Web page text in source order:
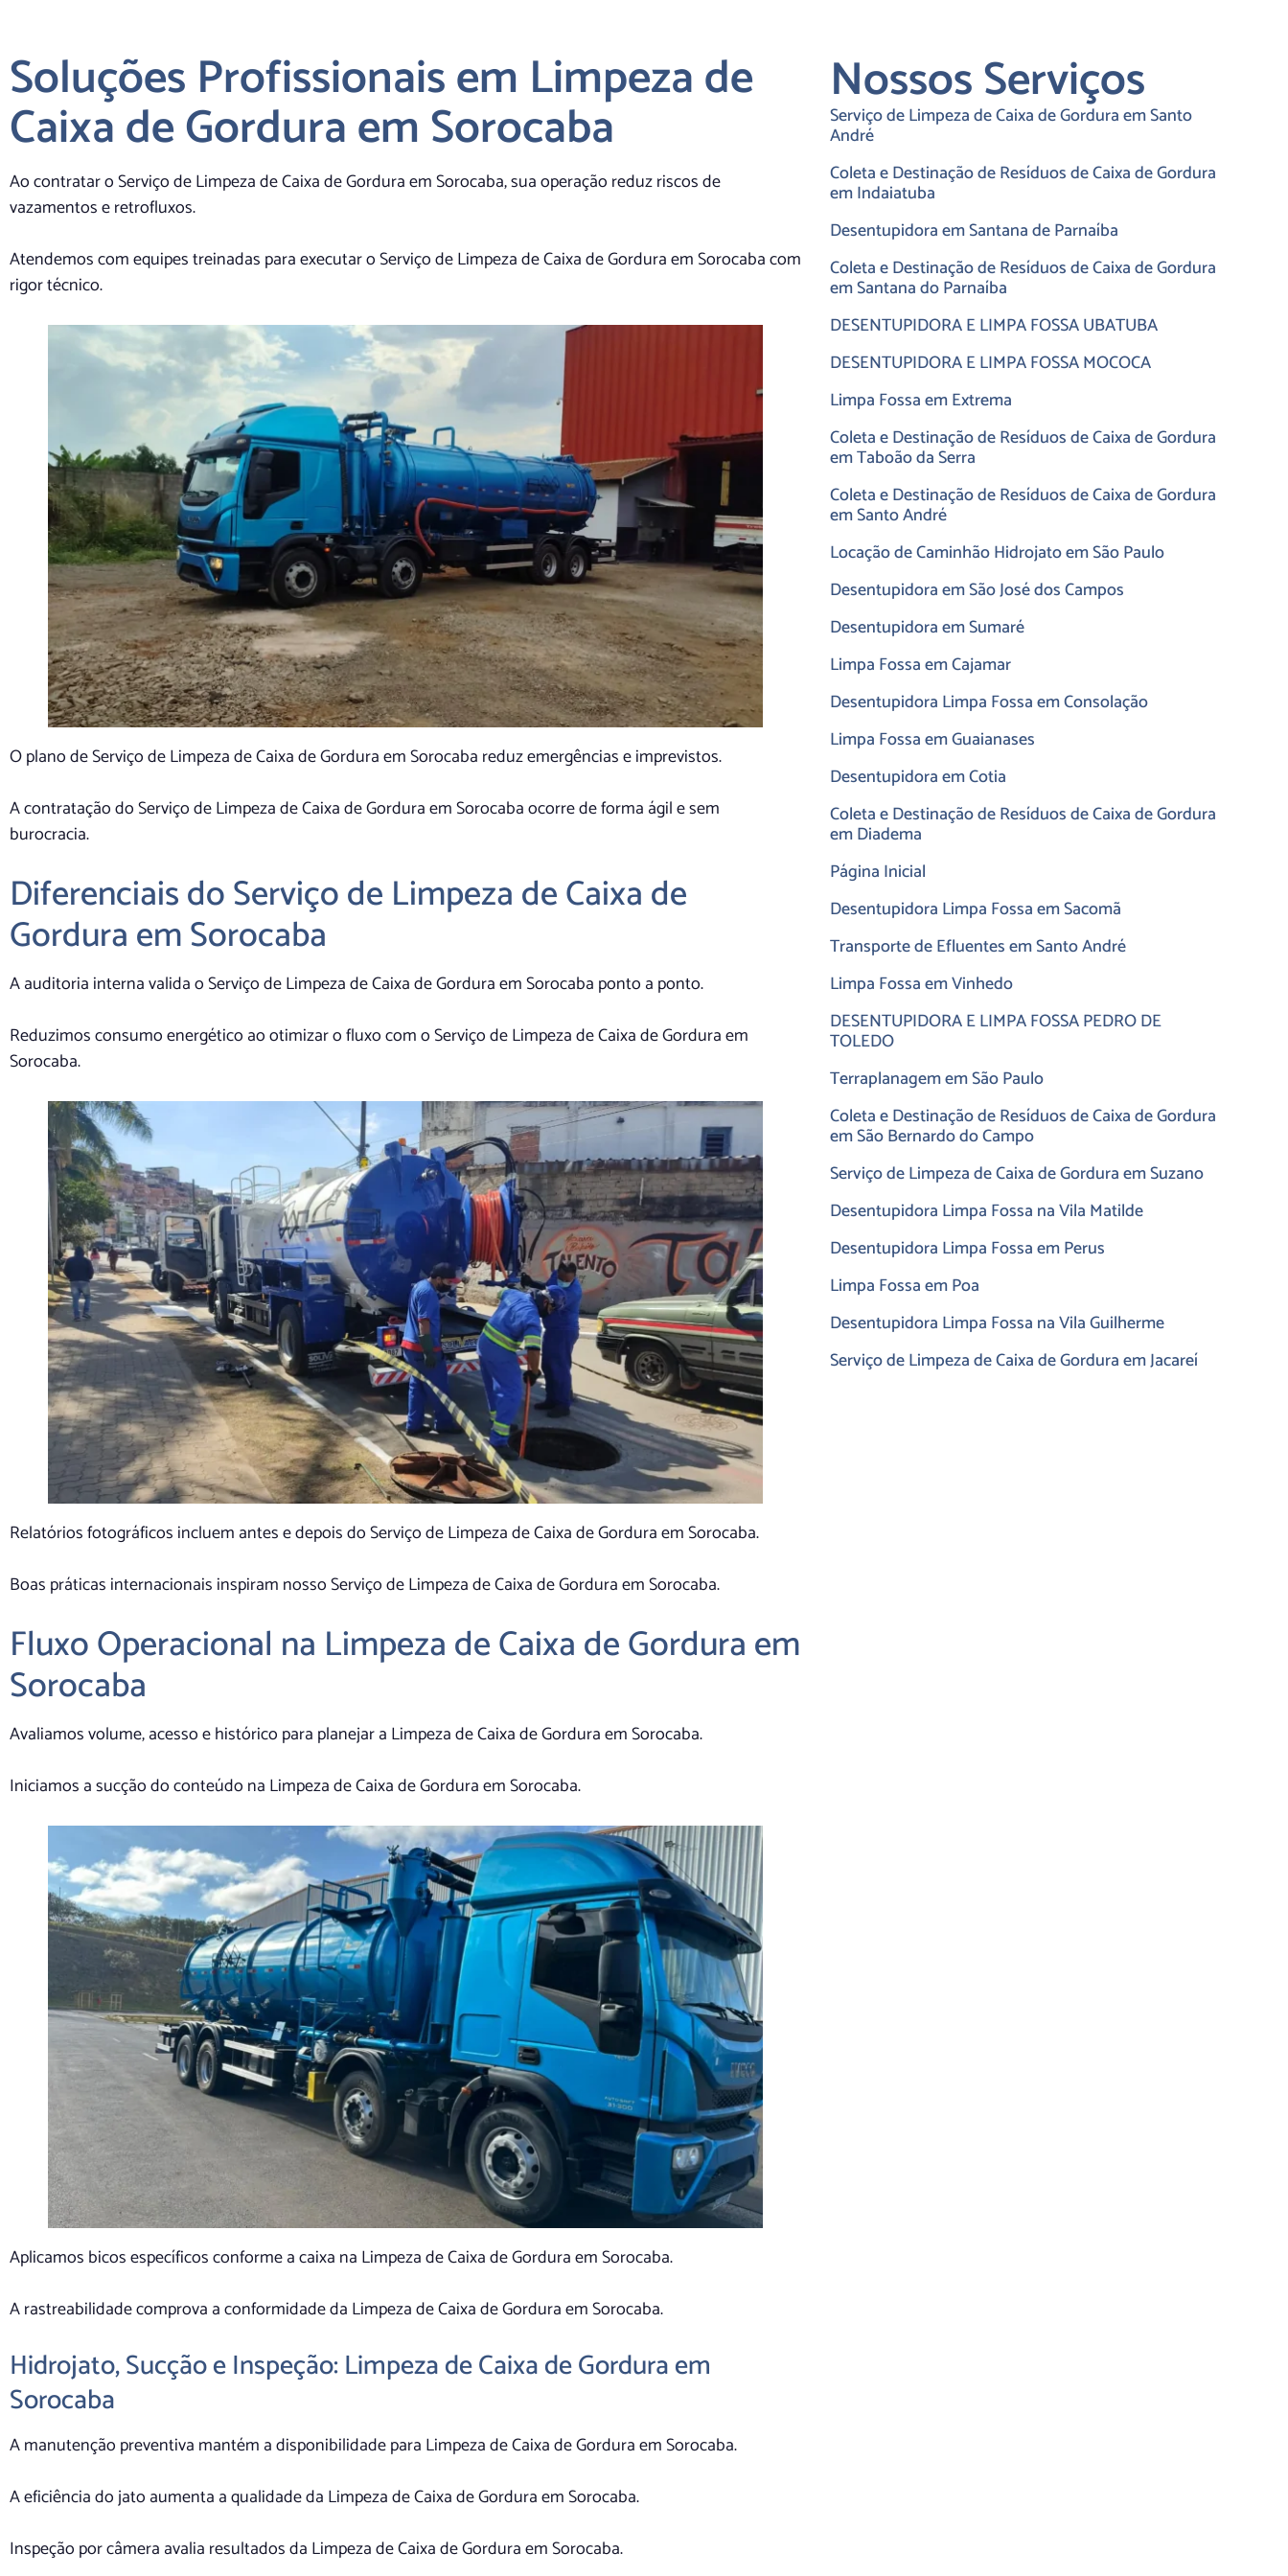
Soluções Profissionais em Limpeza de
Caixa de Gordura em Sorocaba
Ao contratar o Serviço de Limpeza de Caixa de Gordura em Sorocaba, sua operação reduz riscos de
vazamentos e retrofluxos.
Atendemos com equipes treinadas para executar o Serviço de Limpeza de Caixa de Gordura em Sorocaba com
rigor técnico.
O plano de Serviço de Limpeza de Caixa de Gordura em Sorocaba reduz emergências e imprevistos.
A contratação do Serviço de Limpeza de Caixa de Gordura em Sorocaba ocorre de forma ágil e sem
burocracia.
Diferenciais do Serviço de Limpeza de Caixa de
Gordura em Sorocaba
A auditoria interna valida o Serviço de Limpeza de Caixa de Gordura em Sorocaba ponto a ponto.
Reduzimos consumo energético ao otimizar o fluxo com o Serviço de Limpeza de Caixa de Gordura em
Sorocaba.
Relatórios fotográficos incluem antes e depois do Serviço de Limpeza de Caixa de Gordura em Sorocaba.
Boas práticas internacionais inspiram nosso Serviço de Limpeza de Caixa de Gordura em Sorocaba.
Fluxo Operacional na Limpeza de Caixa de Gordura em
Sorocaba
Avaliamos volume, acesso e histórico para planejar a Limpeza de Caixa de Gordura em Sorocaba.
Iniciamos a sucção do conteúdo na Limpeza de Caixa de Gordura em Sorocaba.
Aplicamos bicos específicos conforme a caixa na Limpeza de Caixa de Gordura em Sorocaba.
A rastreabilidade comprova a conformidade da Limpeza de Caixa de Gordura em Sorocaba.
Hidrojato, Sucção e Inspeção: Limpeza de Caixa de Gordura em
Sorocaba
A manutenção preventiva mantém a disponibilidade para Limpeza de Caixa de Gordura em Sorocaba.
A eficiência do jato aumenta a qualidade da Limpeza de Caixa de Gordura em Sorocaba.
Inspeção por câmera avalia resultados da Limpeza de Caixa de Gordura em Sorocaba.
Nossos Serviços
Serviço de Limpeza de Caixa de Gordura em Santo
André
Coleta e Destinação de Resíduos de Caixa de Gordura
em Indaiatuba
Desentupidora em Santana de Parnaíba
Coleta e Destinação de Resíduos de Caixa de Gordura
em Santana do Parnaíba
DESENTUPIDORA E LIMPA FOSSA UBATUBA
DESENTUPIDORA E LIMPA FOSSA MOCOCA
Limpa Fossa em Extrema
Coleta e Destinação de Resíduos de Caixa de Gordura
em Taboão da Serra
Coleta e Destinação de Resíduos de Caixa de Gordura
em Santo André
Locação de Caminhão Hidrojato em São Paulo
Desentupidora em São José dos Campos
Desentupidora em Sumaré
Limpa Fossa em Cajamar
Desentupidora Limpa Fossa em Consolação
Limpa Fossa em Guaianases
Desentupidora em Cotia
Coleta e Destinação de Resíduos de Caixa de Gordura
em Diadema
Página Inicial
Desentupidora Limpa Fossa em Sacomã
Transporte de Efluentes em Santo André
Limpa Fossa em Vinhedo
DESENTUPIDORA E LIMPA FOSSA PEDRO DE
TOLEDO
Terraplanagem em São Paulo
Coleta e Destinação de Resíduos de Caixa de Gordura
em São Bernardo do Campo
Serviço de Limpeza de Caixa de Gordura em Suzano
Desentupidora Limpa Fossa na Vila Matilde
Desentupidora Limpa Fossa em Perus
Limpa Fossa em Poa
Desentupidora Limpa Fossa na Vila Guilherme
Serviço de Limpeza de Caixa de Gordura em Jacareí